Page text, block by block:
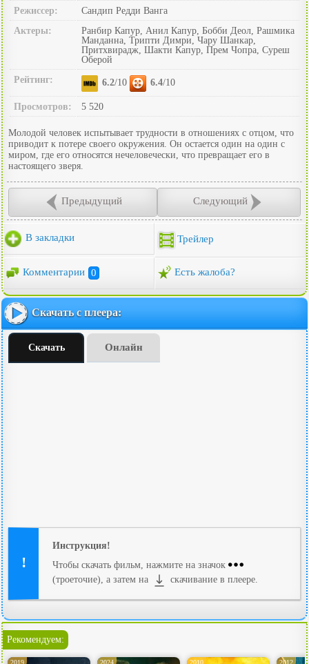
Режиссер:
Сандип Редди Ванга
Актеры:
Ранбир Капур, Анил Капур, Бобби Деол, Рашмика
Манданна, Трипти Димри, Чару Шанкар,
Притхвирадж, Шакти Капур, Прем Чопра, Суреш
Оберой
Рейтинг:
6.2/10 6.4/10
Просмотров: 5 520
Молодой человек испытывает трудности в отношениях с отцом, что
приводит к потере своего окружения. Он остается один на один с
миром, где его относятся нечеловечески, что превращает его в
настоящего зверя.
Предыдущий Следующий
В закладки Трейлер
Комментарии 0 Есть жалоба?
Скачать с плеера:
Скачать Онлайн
Инструкция!
Чтобы скачать фильм, нажмите на значок
(троеточие), а затем на
скачивание в плеере.
Рекомендуем:
2019 2024 2010 2012